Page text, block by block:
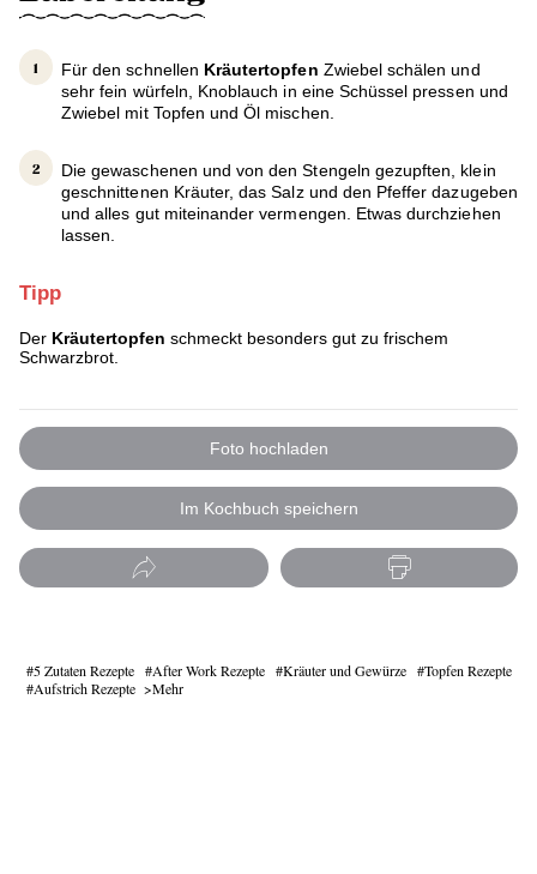
Für den schnellen Kräutertopfen Zwiebel schälen und
sehr fein würfeln, Knoblauch in eine Schüssel pressen und
Zwiebel mit Topfen und Öl mischen.
Die gewaschenen und von den Stengeln gezupften, klein
geschnittenen Kräuter, das Salz und den Pfeffer dazugeben
und alles gut miteinander vermengen. Etwas durchziehen
lassen.
Tipp
Der Kräutertopfen schmeckt besonders gut zu frischem
Schwarzbrot.
Foto hochladen
Im Kochbuch speichern
5 Zutaten Rezepte After Work Rezepte Kräuter und Gewürze
Topfen Rezepte
Aufstrich Rezepte
Mehr